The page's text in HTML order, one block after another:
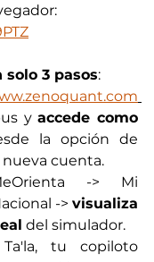
solo 3 pasos:
y accede como
la opción de
cuenta.
-> Mi
-> visualiza
del simulador.
tu copiloto